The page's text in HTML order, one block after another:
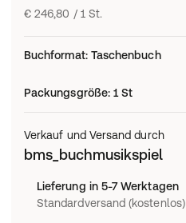
€ 246,80 / 1 St.
Buchformat: Taschenbuch
Packungsgröße:1 St
Verkauf und Versand durch
bms_buchmusikspiel
Lieferung in 5-7 Werktagen
Standardversand (kostenlos)